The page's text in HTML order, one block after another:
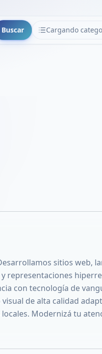
Buscar Cargando
CATEGORÍAS
sitios web,
representaciones
con tecnología de
de alta calidad
Modernizá tu